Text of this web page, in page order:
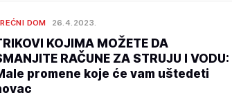
DOM 26.4.2023.
KOJIMA MOŽETE DA
RAČUNE ZA STRUJU I VODU:
promene koje će vam uštedeti